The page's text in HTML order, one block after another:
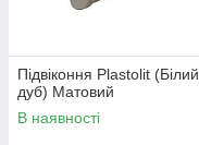
Підвіконня Plastolit (Білий
дуб) Матовий
В наявності